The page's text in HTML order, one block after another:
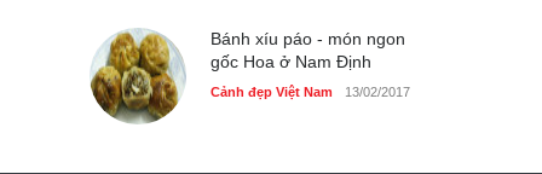
Bánh xíu páo - món ngon
gốc Hoa ở Nam Định
Cảnh đẹp Việt Nam 13/02/2017